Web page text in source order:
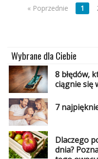
« Poprzednie 1
Wybrane dla Ciebie
8 błędów,
ciągnie się
7
Dlaczego
dnia?